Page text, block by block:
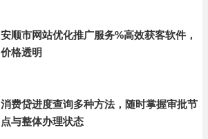
安顺市网站优化推广服务%高效获客软件，
价格透明
消费贷进度查询多种方法，随时掌握审批节
点与整体办理状态